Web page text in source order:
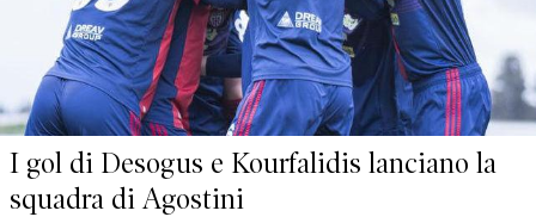
I gol di Desogus e Kourfalidis lanciano la
squadra di Agostini